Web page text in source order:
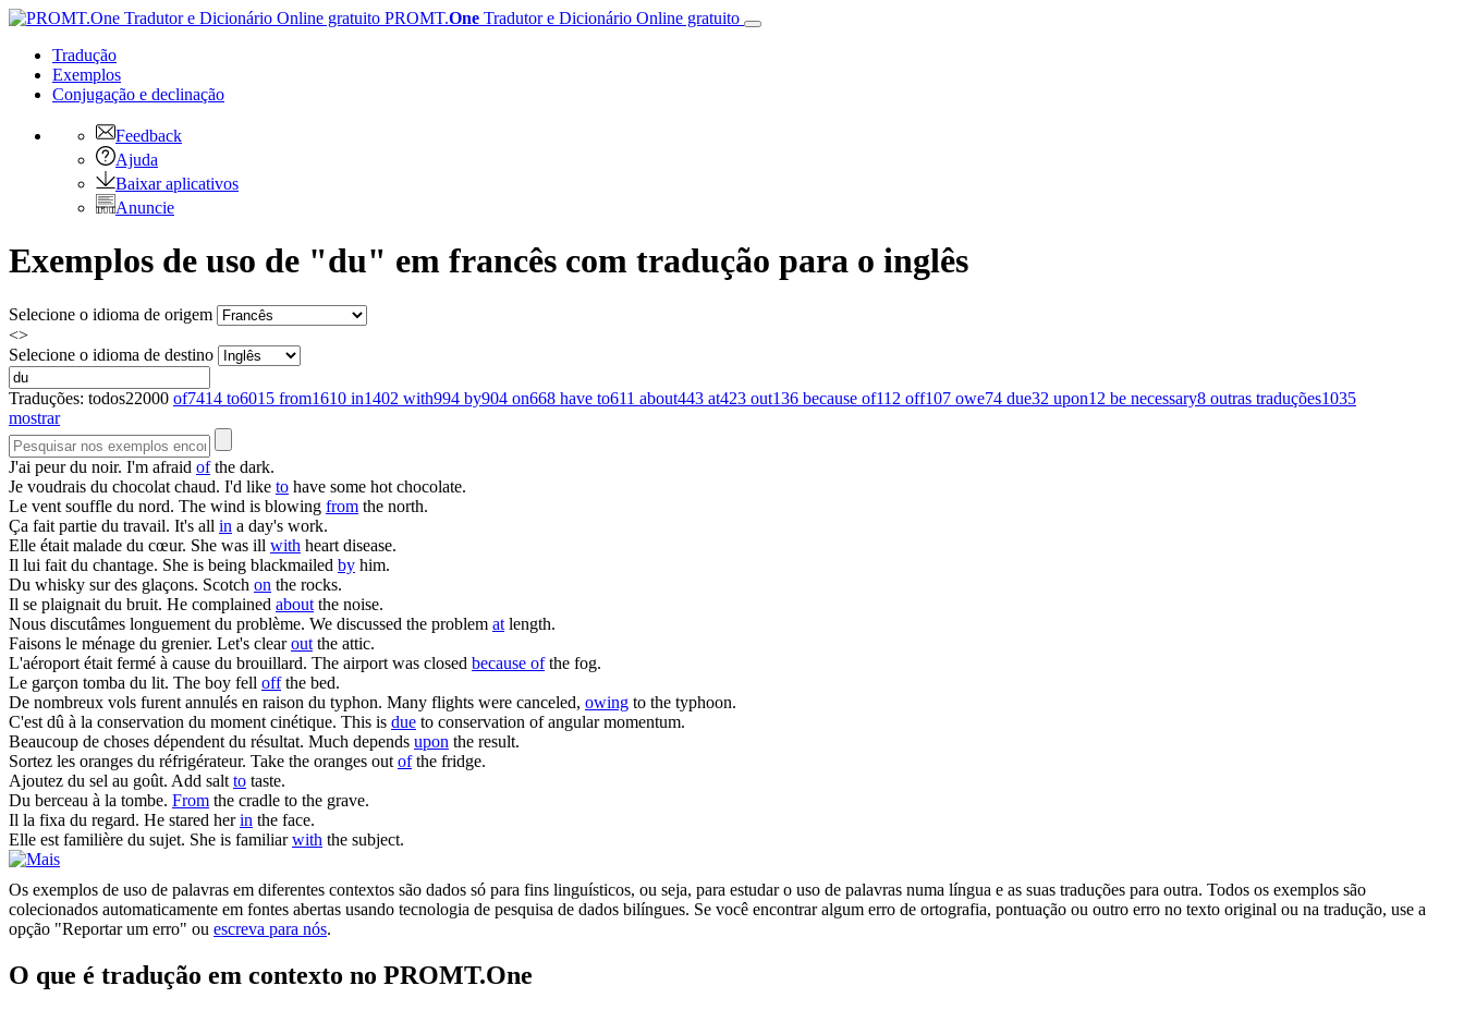
PROMT.One Tradutor e Dicionário Online gratuito
Tradução
Exemplos
Conjugação e declinação
Feedback
Ajuda
Baixar aplicativos
Anuncie
Exemplos de uso de "du" em francês com tradução para o inglês
Selecione o idioma de origem
<>
Selecione o idioma de destino
Traduções: todos22000 of7414 to6015 from1610 in1402 with994 by904 on668 have to611 about443 at423 out136 because of112 off107 owe74 due32 upon12 be necessary8 outras traduções1035
mostrar
J'ai peurdu noir. I'm afraid ofthe dark.
Je voudrais du chocolat chaud. I'd like to have some hot chocolate.
Le vent souffle du nord. The wind is blowing from the north.
Ça fait partie du travail. It's all in a day's work.
Elle était malade du cœur. She was ill with heart disease.
Il lui fait du chantage. She is being blackmailed by him.
Du whisky sur des glaçons. Scotch on the rocks.
Il se plaignait du bruit. He complained about the noise.
Nous discutâmes longuement du problème. We discussed the problem at length.
Faisons le ménage du grenier. Let's clearout the attic.
L'aéroport était fermé à cause du brouillard. The airport was closed because ofthe fog.
Le garçon tomba du lit. The boy fell offthe bed.
De nombreux vols furent annulés en raison du typhon. Many flights were canceled, owing to the typhoon.
C'est dû à la conservation du moment cinétique. This is due to conservation of angular momentum.
Beaucoup de choses dépendent du résultat. Much depends upon the result.
Sortez les oranges du réfrigérateur. Take the oranges out ofthe fridge.
Ajoutez du sel au goût. Add salt to taste.
Du berceau à la tombe. From the cradle to the grave.
Il la fixa du regard. He stared herin the face.
Elle est familière du sujet. She is familiarwith the subject.
Os exemplos de uso de palavras em diferentes contextos são dados só para fins linguísticos, ou seja, para estudar o uso de palavras numa língua e as suas traduções para outra. Todos os exemplos são
colecionados automaticamente em fontes abertas usando tecnologia de pesquisa de dados bilíngues. Se você encontrar algum erro de ortografia, pontuação ou outro erro no texto original ou na tradução, use a
opção "Reportar um erro" ou escreva para nós.
O que é tradução em contexto no PROMT.One